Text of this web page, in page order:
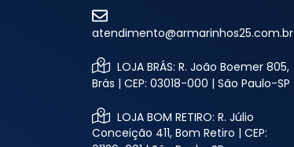
atendimento@armarinhos25.com.br
LOJA BRÁS: R. João Boemer 805,
Brás | CEP: 03018-000 | São Paulo-SP
LOJA BOM RETIRO: R. Júlio
Conceição 411, Bom Retiro | CEP: